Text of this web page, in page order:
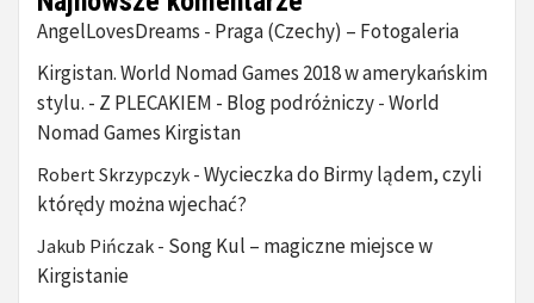
AngelLovesDreams - Praga (Czechy) – Fotogaleria
Kirgistan. World Nomad Games 2018 w amerykańskim
stylu. - Z PLECAKIEM - Blog podróżniczy - World
Nomad Games Kirgistan
Robert Skrzypczyk - Wycieczka do Birmy lądem, czyli
którędy można wjechać?
Jakub Pińczak - Song Kul – magiczne miejsce w
Kirgistanie